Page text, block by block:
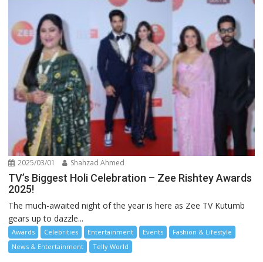
2025/03/01 Shahzad Ahmed
TV’s Biggest Holi Celebration – Zee Rishtey Awards
2025!
The much-awaited night of the year is here as Zee TV Kutumb
gears up to dazzle...
Awards Celebrities Entertainment Events
Fashion & Lifestyle
News & Entertainment
Telly World